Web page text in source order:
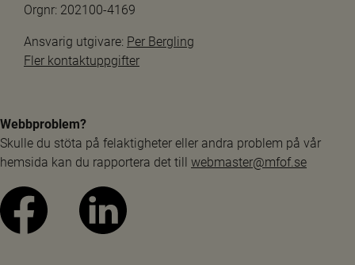
Orgnr: 202100-4169
Ansvarig utgivare: Per Bergling
Fler kontaktuppgifter
Webbproblem?
Skulle du stöta på felaktigheter eller andra problem på vår
hemsida kan du rapportera det till webmaster@mfof.se